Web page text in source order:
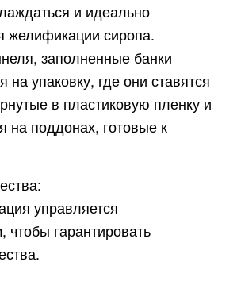
и идеально
желификации сиропа.
заполненные банки
на упаковку, где они ставятся
в пластиковую пленку и
на поддонах, готовые к
управляется
чтобы гарантировать